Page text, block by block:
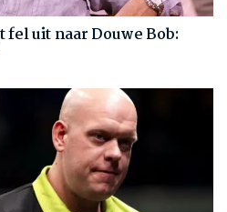
uit naar Douwe Bob: